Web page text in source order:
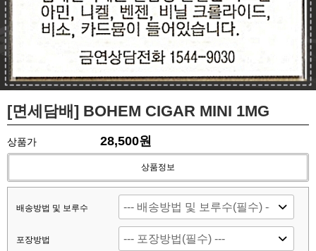
[면세담배] BOHEM CIGAR MINI 1MG
상품가 28,500원
상품정보
배송방법 및 보루수
포장방법